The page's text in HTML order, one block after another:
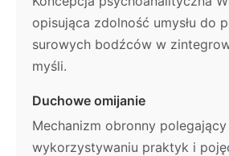
opisująca zdolność umysłu do
surowych bodźców w
myśli.
Duchowe omijanie
Mechanizm obronny polegający
wykorzystywaniu praktyk i